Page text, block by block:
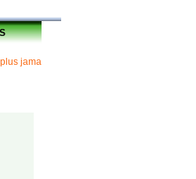
un Maître ne laisse ses disciples sans